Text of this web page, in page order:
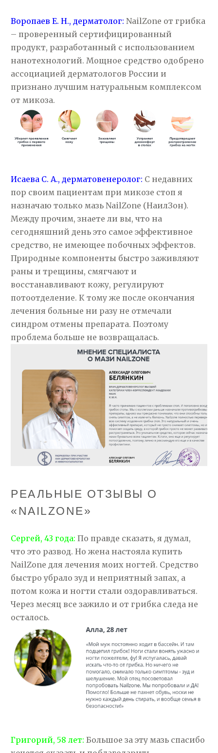
Воропаев Е. Н., дерматолог:NailZone от грибка
– проверенный сертифицированный
продукт, разработанный с использованием
нанотехнологий. Мощное средство одобрено
ассоциацией дерматологов России и
признано лучшим натуральным комплексом
от микоза.
Исаева С. А., дерматовенеролог: С недавних
пор своим пациентам при микозе стоп я
назначаю только мазь NailZone (НаилЗон).
Между прочим, знаете ли вы, что на
сегодняшний день это самое эффективное
средство, не имеющее побочных эффектов.
Природные компоненты быстро заживляют
раны и трещины, смягчают и
восстанавливают кожу, регулируют
потоотделение. К тому же после окончания
лечения больные ни разу не отмечали
синдром отмены препарата. Поэтому
проблема больше не возвращалась.
РЕАЛЬНЫЕ ОТЗЫВЫ О
«NAILZONE»
Сергей, 43 года:По правде сказать, я думал,
что это развод. Но жена настояла купить
NailZone для лечения моих ногтей. Средство
быстро убрало зуд и неприятный запах, а
потом кожа и ногти стали оздоравливаться.
Через месяц все зажило и от грибка следа не
осталось.
Григорий, 58 лет:Большое за эту мазь спасибо